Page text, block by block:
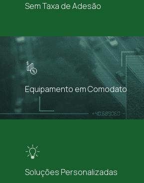
Sem Taxa de Adesão
Equipamento em Comodato
Soluções Personalizadas